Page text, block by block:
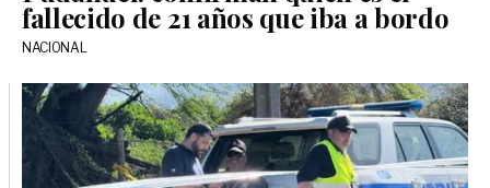
fallecido de 21 años que iba a bordo
NACIONAL